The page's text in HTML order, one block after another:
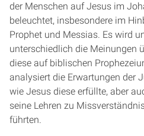
der Menschen auf Jesus im
beleuchtet, insbesondere im
Prophet und Messias. Es wird
unterschiedlich die Meinungen
diese auf biblischen
analysiert die Erwartungen der
wie Jesus diese erfüllte, aber
seine Lehren zu
führten.